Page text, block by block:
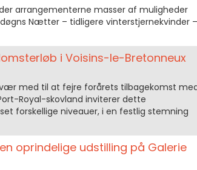
arrangementerne masser af muligheder
Nætter – tidligere vinterstjernekvinder –
i Voisins-le-Bretonneux
med til at fejre forårets tilbagekomst
Royal-skovland inviterer dette
forskellige niveauer, i en festlig stemning
oprindelige udstilling på Galerie